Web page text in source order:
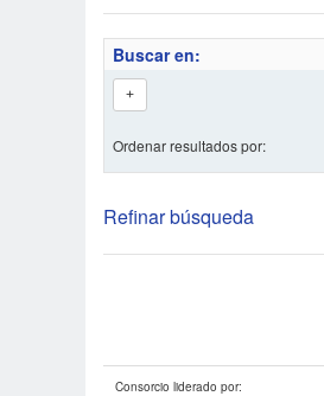
Buscar en:
Ordenar resultados por:
Refinar búsqueda
Consorcio liderado por: